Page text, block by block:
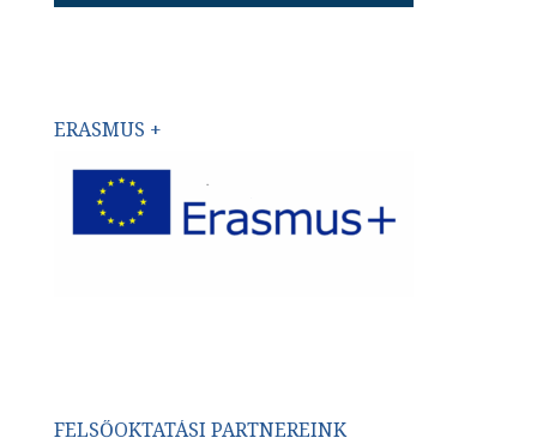
ERASMUS +
FELSŐOKTATÁSI PARTNEREINK